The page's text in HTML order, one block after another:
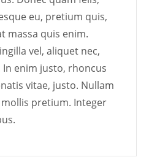
eu, pretium quis,
massa quis enim.
vel, aliquet nec,
enim justo, rhoncus
vitae, justo. Nullam
pretium. Integer